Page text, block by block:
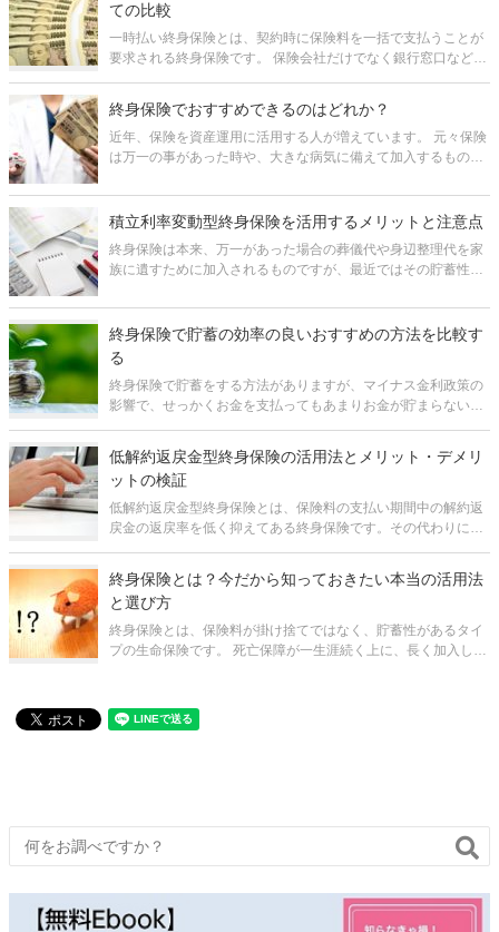
ての比較
一時払い終身保険とは、契約時に保険料を一括で支払うことが
要求される終身保険です。 保険会社だけでなく銀行窓口などで
りきちんと整理して説明されていないように思います。 そこで
今回は、一時払い終身保険
終身保険でおすすめできるのはどれか？
近年、保険を資産運用に活用する人が増えています。 元々保険
は万一の事があった時や、大きな病気に備えて加入するもので
後資金を積み立てるために活用することが可能です。 しかし、
いざ積立に保険を
積立利率変動型終身保険を活用するメリットと注意点
終身保険は本来、万一があった場合の葬儀代や身辺整理代を家
族に遺すために加入されるものですが、最近ではその貯蓄性が
た。 その中でも積立利率変動型終身保険は、市況に合わせて金
利が変化するため、インフレ
終身保険で貯蓄の効率の良いおすすめの方法を比較す
る
終身保険で貯蓄をする方法がありますが、マイナス金利政策の
影響で、せっかくお金を支払ってもあまりお金が貯まらない商
法で鉄板とされてきたノウハウが、揺らぎつつあります。 貯蓄
目的で終身保険を
低解約返戻金型終身保険の活用法とメリット・デメリ
ットの検証
低解約返戻金型終身保険とは、保険料の支払い期間中の解約返
戻金の返戻率を低く抑えてある終身保険です。その代わりに保
し、今日、日本政府がマイナス金利政策をとっているため、以
前と比べて魅力は薄れてい
終身保険とは？今だから知っておきたい本当の活用法
と選び方
終身保険とは、保険料が掛け捨てではなく、貯蓄性があるタイ
プの生命保険です。 死亡保障が一生涯続く上に、長く加入した
ます。 ただし、終